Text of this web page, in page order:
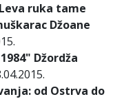
ruka tame
Džoane
Džordža
od Ostrva do